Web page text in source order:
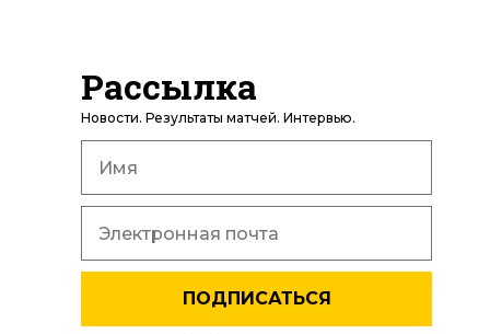
Рассылка
Новости. Результаты матчей. Интервью.
ПОДПИСАТЬСЯ